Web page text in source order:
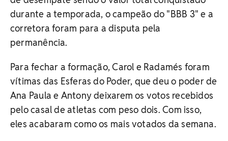
durante a temporada, o campeão do "BBB 3" e a
corretora foram para a disputa pela
permanência.
Para fechar a formação, Carol e Radamés foram
vítimas das Esferas do Poder, que deu o poder de
Ana Paula e Antony deixarem os votos recebidos
pelo casal de atletas com peso dois. Com isso,
eles acabaram como os mais votados da semana.